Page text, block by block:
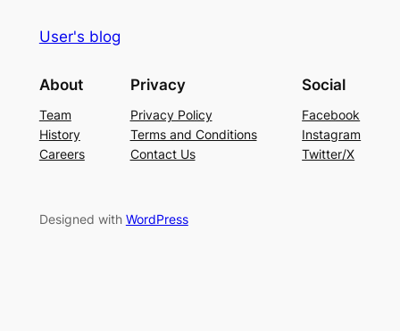
User's blog
About
Team
History
Careers
Privacy
Privacy Policy
Terms and Conditions
Contact Us
Social
Facebook
Instagram
Twitter/X
Designed with WordPress